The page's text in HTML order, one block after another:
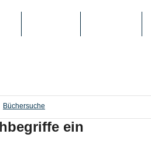
Büchersuche
ein